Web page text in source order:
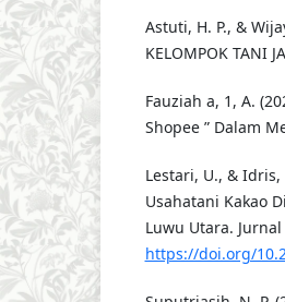
Astuti, H. P., &
KELOMPOK TANI
Fauziah a, 1, A.
Shopee ” Dalam
Lestari, U., & Idris,
Usahatani Kakao
Luwu Utara.
https://doi.org/